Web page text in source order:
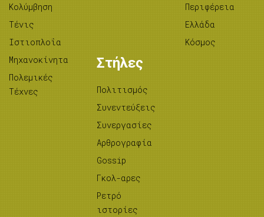
Κολύμβηση
Τένις
Ιστιοπλοΐα
Μηχανοκίνητα
Πολεμικές
Τέχνες
Περιφέρεια
Ελλάδα
Κόσμος
Στήλες
Πολιτισμός
Συνεντεύξεις
Συνεργασίες
Αρθρογραφία
Gossip
Γκολ-αρες
Ρετρό
ιστορίες